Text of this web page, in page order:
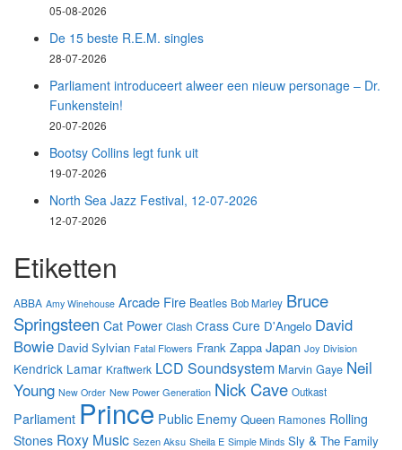
05-08-2026
De 15 beste R.E.M. singles
28-07-2026
Parliament introduceert alweer een nieuw personage – Dr.
Funkenstein!
20-07-2026
Bootsy Collins legt funk uit
19-07-2026
North Sea Jazz Festival, 12-07-2026
12-07-2026
Etiketten
ABBA Amy Winehouse Arcade Fire Beatles Bob Marley Bruce
Springsteen Cat Power Clash Crass Cure D'Angelo David
Bowie David Sylvian Fatal Flowers Frank Zappa Japan Joy Division
Kendrick Lamar Kraftwerk LCD Soundsystem Marvin Gaye Neil
Young New Order New Power Generation Nick Cave Outkast
Parliament Prince Public Enemy Queen Ramones Rolling
Stones Roxy Music Sezen Aksu Sheila E Simple Minds Sly & The Family